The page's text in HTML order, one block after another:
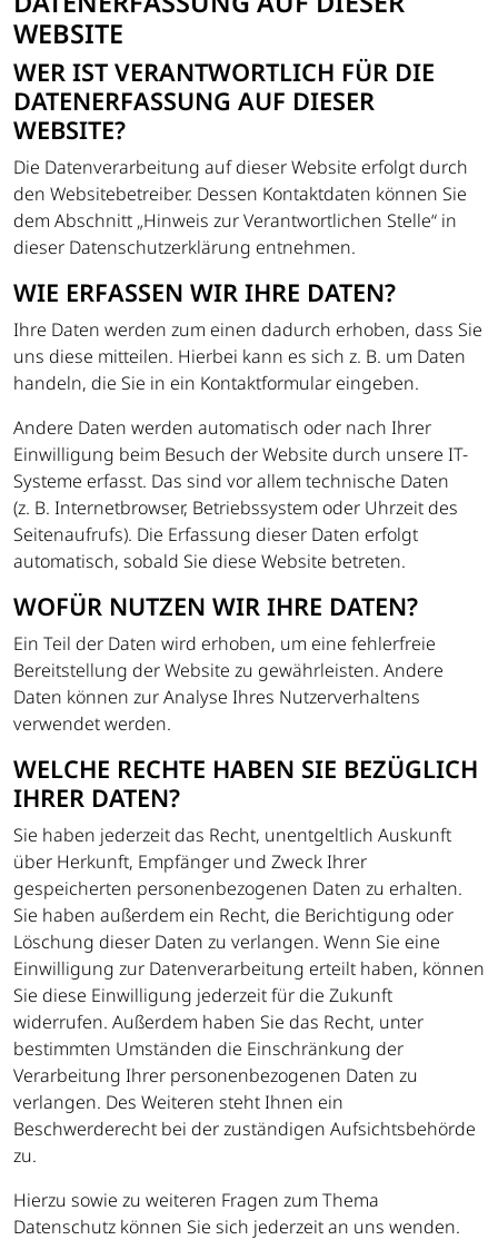
WEBSITE
WER IST VERANTWORTLICH FÜR DIE
DATENERFASSUNG AUF DIESER
WEBSITE?
Die Datenverarbeitung auf dieser Website erfolgt durch
den Websitebetreiber. Dessen Kontaktdaten können Sie
dem Abschnitt „Hinweis zur Verantwortlichen Stelle“ in
dieser Datenschutzerklärung entnehmen.
WIE ERFASSEN WIR IHRE DATEN?
Ihre Daten werden zum einen dadurch erhoben, dass Sie
uns diese mitteilen. Hierbei kann es sich z. B. um Daten
handeln, die Sie in ein Kontaktformular eingeben.
Andere Daten werden automatisch oder nach Ihrer
Einwilligung beim Besuch der Website durch unsere IT-
Systeme erfasst. Das sind vor allem technische Daten
(z. B. Internetbrowser, Betriebssystem oder Uhrzeit des
Seitenaufrufs). Die Erfassung dieser Daten erfolgt
automatisch, sobald Sie diese Website betreten.
WOFÜR NUTZEN WIR IHRE DATEN?
Ein Teil der Daten wird erhoben, um eine fehlerfreie
Bereitstellung der Website zu gewährleisten. Andere
Daten können zur Analyse Ihres Nutzerverhaltens
verwendet werden.
WELCHE RECHTE HABEN SIE BEZÜGLICH
IHRER DATEN?
Sie haben jederzeit das Recht, unentgeltlich Auskunft
über Herkunft, Empfänger und Zweck Ihrer
gespeicherten personenbezogenen Daten zu erhalten.
Sie haben außerdem ein Recht, die Berichtigung oder
Löschung dieser Daten zu verlangen. Wenn Sie eine
Einwilligung zur Datenverarbeitung erteilt haben, können
Sie diese Einwilligung jederzeit für die Zukunft
widerrufen. Außerdem haben Sie das Recht, unter
bestimmten Umständen die Einschränkung der
Verarbeitung Ihrer personenbezogenen Daten zu
verlangen. Des Weiteren steht Ihnen ein
Beschwerderecht bei der zuständigen Aufsichtsbehörde
zu.
Hierzu sowie zu weiteren Fragen zum Thema
Datenschutz können Sie sich jederzeit an uns wenden.